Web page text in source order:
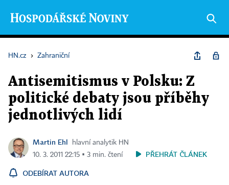
HN.cz › Zahraniční
Antisemitismus v Polsku: Z
politické debaty jsou příběhy
jednotlivých lidí
Martin Ehl
hlavní analytik HN
10. 3. 2011 22:15 ▪ 3 min. čtení
PŘEHRÁT ČLÁNEK
ODEBÍRAT AUTORA